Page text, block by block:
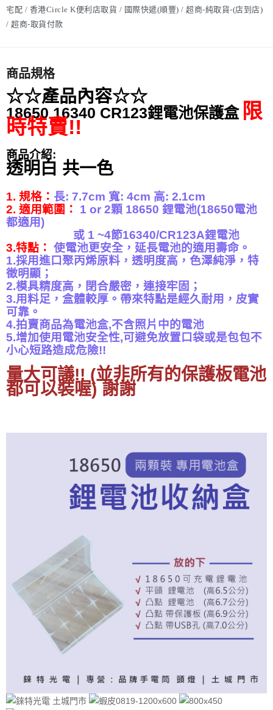
宅配 / 香港Circle K便利店取貨 / 國際快遞(順豐) / 超商-純取貨-(店到店)
/ 超商-取貨付款
商品規格
☆☆產品內容☆☆
18650 16340 CR123鋰電池保護盒 限
時特賣!!
商品介紹:
透明白 共一色
1. 規格： 長: 7.7cm 寬: 4cm 高: 2.1cm
2. 適用範圍：
1 or 2顆 18650 鋰電池(18650電池
都適用)
或 1 ~4節16340/CR123A鋰電池
3.特點： 使電池更安全，延長電池的適用壽命。
1.採用進口聚丙烯原料，透明度高，色澤純淨，特
徵明顯；
2.模具精度高，閉合嚴密，連接牢固；
3.用料足，盒體較厚。帶來特點是經久耐用，皮實
可靠。
4.拍賣商品為電池盒,不含照片中的電池
5.增加使用電池安全性,可避免放置口袋或是包包不
小心短路造成危險!!
量大可議!! (並非所有的保護板電池
都可以裝喔) 謝謝